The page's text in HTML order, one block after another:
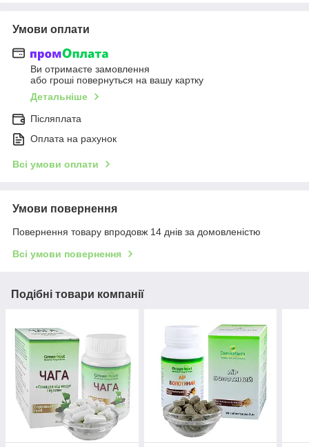
Умови оплати
Ви отримаєте замовлення
або гроші повернуться на вашу картку
Детальніше
Післяплата
Оплата на рахунок
Всі умови оплати
Умови повернення
Повернення товару впродовж 14 днів за домовленістю
Всі умови повернення
Подібні товари компанії